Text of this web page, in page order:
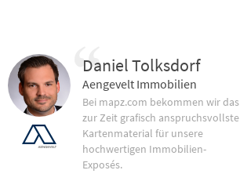
Daniel Tolksdorf
Aengevelt Immobilien
Bei mapz.com bekommen wir das
zur Zeit grafisch anspruchsvollste
Kartenmaterial für unsere
hochwertigen Immobilien-
Exposés.